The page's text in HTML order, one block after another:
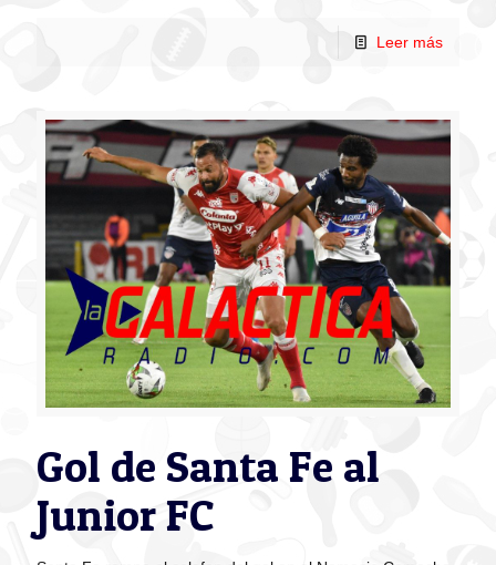
Leer más
Gol de Santa Fe al
Junior FC